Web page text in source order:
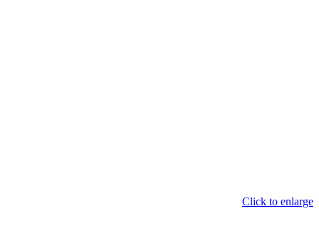
Click to enlarge